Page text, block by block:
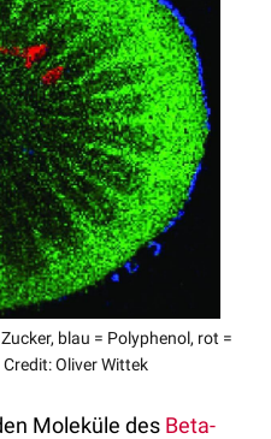
blau = Polyphenol, rot =
Oliver Wittek
Moleküle des Beta-